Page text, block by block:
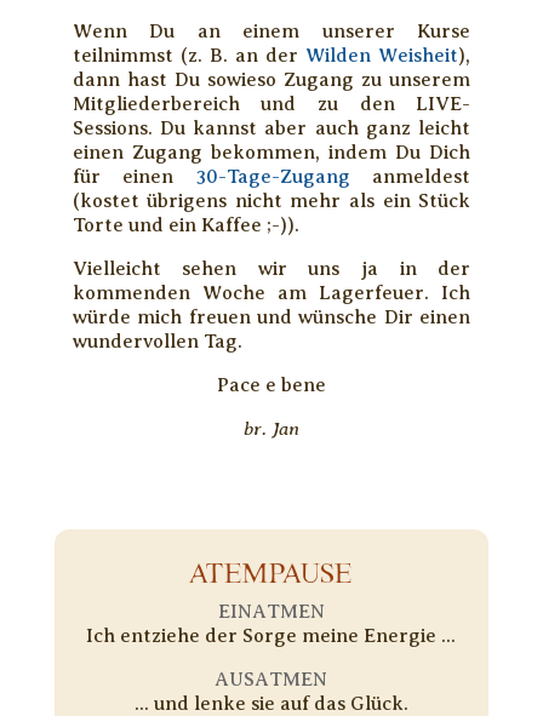
Wenn Du an einem unserer Kurse
teilnimmst (z. B. an der Wilden Weisheit),
dann hast Du sowieso Zugang zu unserem
Mitgliederbereich und zu den LIVE-
Sessions. Du kannst aber auch ganz leicht
einen Zugang bekommen, indem Du Dich
für einen 30-Tage-Zugang anmeldest
(kostet übrigens nicht mehr als ein Stück
Torte und ein Kaffee ;-)).
Vielleicht sehen wir uns ja in der
kommenden Woche am Lagerfeuer. Ich
würde mich freuen und wünsche Dir einen
wundervollen Tag.
Pace e bene
br. Jan
ATEMPAUSE
EINATMEN
Ich entziehe der Sorge meine Energie ...
AUSATMEN
... und lenke sie auf das Glück.